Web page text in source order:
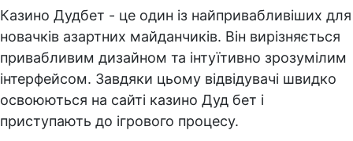
Казино Дудбет - це один із найпривабливіших для
новачків азартних майданчиків. Він вирізняється
привабливим дизайном та інтуїтивно зрозумілим
інтерфейсом. Завдяки цьому відвідувачі швидко
освоюються на сайті казино Дуд бет і
приступають до ігрового процесу.